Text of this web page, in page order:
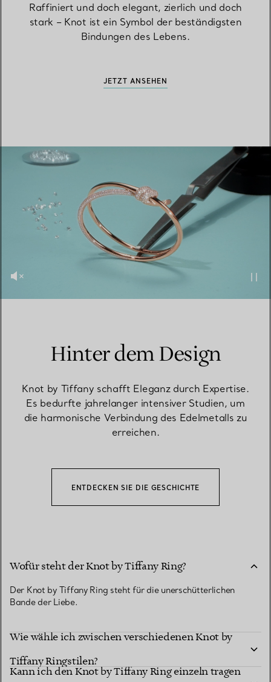
Raffiniert und doch elegant, zierlich und doch
stark – Knot ist ein Symbol der beständigsten
Bindungen des Lebens.
JETZT ANSEHEN
Hinter dem Design
Knot by Tiffany schafft Eleganz durch Expertise.
Es bedurfte jahrelanger intensiver Studien, um
die harmonische Verbindung des Edelmetalls zu
erreichen.
ENTDECKEN SIE DIE GESCHICHTE
Wofür steht der Knot by Tiffany Ring?
Der Knot by Tiffany Ring steht für die unerschütterlichen
Bande der Liebe.
Wie wähle ich zwischen verschiedenen Knot by
Tiffany Ringstilen?
Kann ich den Knot by Tiffany Ring einzeln tragen